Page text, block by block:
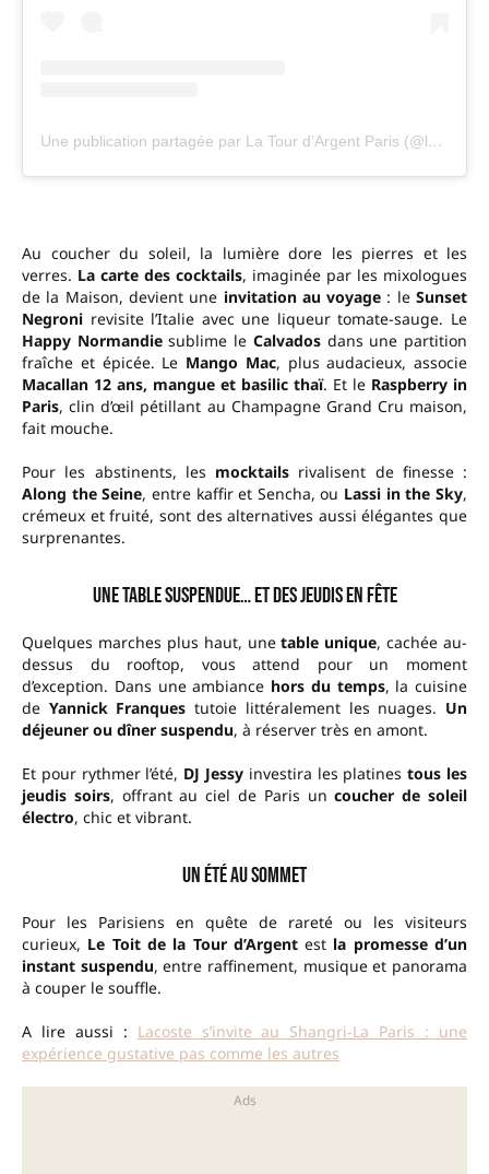
Une publication partagée par La Tour d’Argent Paris (@latourdargentparis)
Au coucher du soleil, la lumière dore les pierres et les
verres. La carte des cocktails, imaginée par les mixologues
de la Maison, devient une invitation au voyage : leSunset
Negroni revisite l’Italie avec une liqueur tomate-sauge. Le
Happy Normandiesublime le Calvadosdans une partition
fraîche et épicée. Le Mango Mac, plus audacieux, associe
Macallan 12 ans, mangue et basilic thaï. Et le Raspberry in
Paris, clin d’œil pétillant au Champagne Grand Cru maison,
fait mouche.
Pour les abstinents, les mocktails rivalisent de finesse :
Along the Seine, entre kaffir et Sencha, ou Lassi in the Sky,
crémeux et fruité, sont des alternatives aussi élégantes que
surprenantes.
Une table suspendue… et des jeudis en fête
Quelques marches plus haut, unetable unique, cachée au-
dessus du rooftop, vous attend pour un moment
d’exception. Dans une ambiance hors du temps, la cuisine
de Yannick Franques tutoie littéralement les nuages. Un
déjeuner ou dîner suspendu, à réserver très en amont.
Et pour rythmer l’été, DJ Jessy investira les platinestous les
jeudis soirs, offrant au ciel de Paris uncoucher de soleil
électro, chic et vibrant.
Un été au sommet
Pour les Parisiens en quête de rareté ou les visiteurs
curieux, Le Toit de la Tour d’Argentest la promesse d’un
instant suspendu, entre raffinement, musique et panorama
à couper le souffle.
A lire aussi : Lacoste s’invite au Shangri-La Paris : une
expérience gustative pas comme les autres